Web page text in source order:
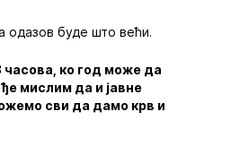
одазов буде што већи.
часова, ко год може да
мислим да и јавне
сви да дамо крв и